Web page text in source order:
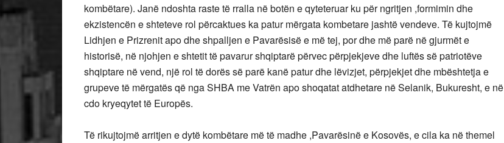
kombëtare). Janë ndoshta raste të rralla në botën e qyteteruar ku për ngritjen ,formimin dhe
ekzistencën e shteteve rol përcaktues ka patur mërgata kombetare jashtë vendeve. Të kujtojmë
Lidhjen e Prizrenit apo dhe shpalljen e Pavarësisë e më tej, por dhe më parë në gjurmët e
historisë, në njohjen e shtetit të pavarur shqiptarë përvec përpjekjeve dhe luftës së patriotëve
shqiptare në vend, një rol të dorës së parë kanë patur dhe lëvizjet, përpjekjet dhe mbështetja e
grupeve të mërgatës që nga SHBA me Vatrën apo shoqatat atdhetare në Selanik, Bukuresht, e në
cdo kryeqytet të Europës.
Të rikujtojmë arritjen e dytë kombëtare më të madhe ,Pavarësinë e Kosovës, e cila ka në themel